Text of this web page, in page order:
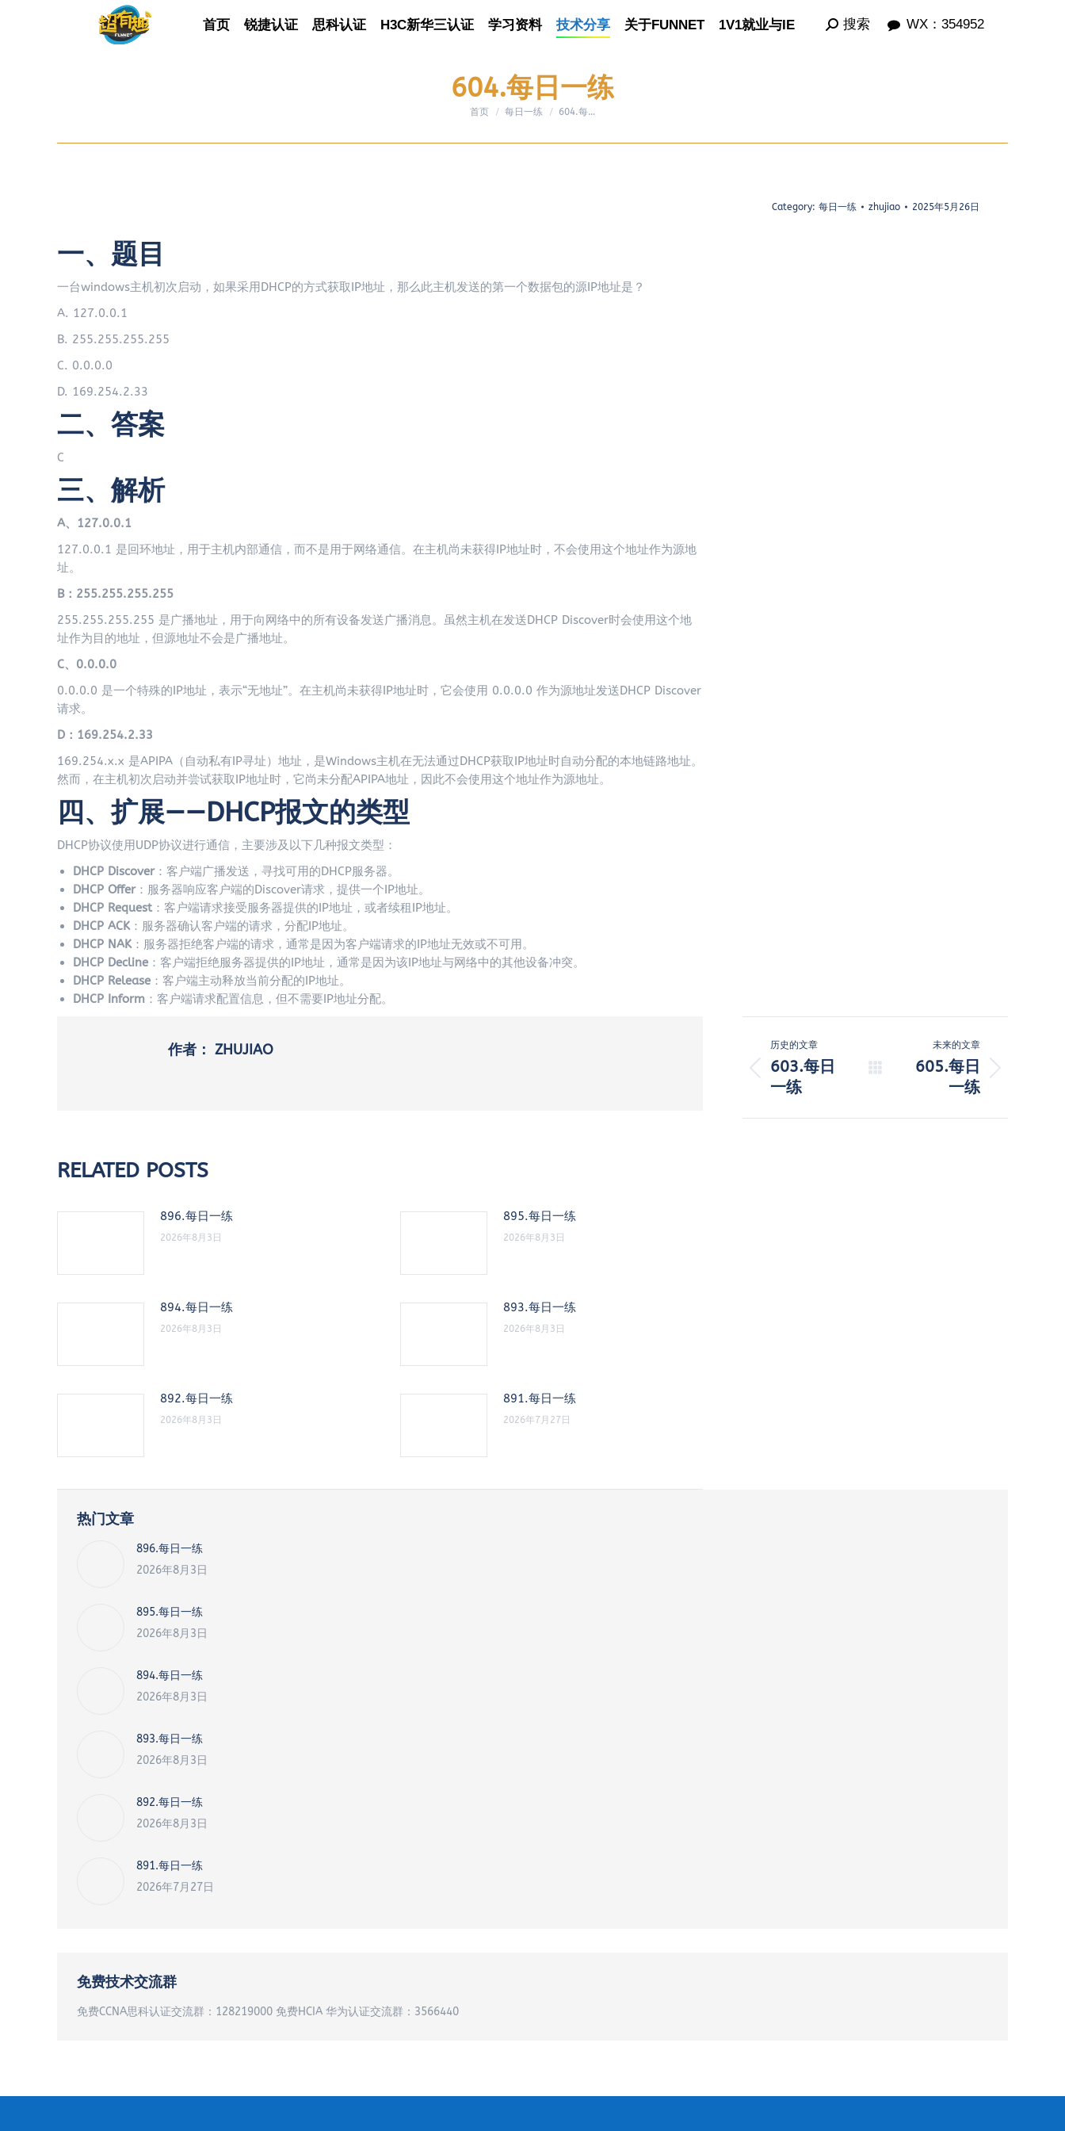
首页 锐捷认证 思科认证 H3C新华三认证 学习资料 技术分享 关于FUNNET 1V1就业与IE Search:
搜索 WX：354952
604.每日一练
您在这里：
首页 每日一练 604.每…
一、题目
一台windows主机初次启动，如果采用DHCP的方式获取IP地址，那么此主机发送的第一个数据包的源IP地址是？
A. 127.0.0.1
B. 255.255.255.255
C. 0.0.0.0
D. 169.254.2.33
二、答案
C
三、解析
A、127.0.0.1
127.0.0.1 是回环地址，用于主机内部通信，而不是用于网络通信。在主机尚未获得IP地址时，不会使用这个地址作为源地
址。
B：255.255.255.255
255.255.255.255 是广播地址，用于向网络中的所有设备发送广播消息。虽然主机在发送DHCP Discover时会使用这个地
址作为目的地址，但源地址不会是广播地址。
C、0.0.0.0
0.0.0.0 是一个特殊的IP地址，表示“无地址”。在主机尚未获得IP地址时，它会使用 0.0.0.0 作为源地址发送DHCP Discover
请求。
D：169.254.2.33
169.254.x.x 是APIPA（自动私有IP寻址）地址，是Windows主机在无法通过DHCP获取IP地址时自动分配的本地链路地址。
然而，在主机初次启动并尝试获取IP地址时，它尚未分配APIPA地址，因此不会使用这个地址作为源地址。
四、扩展——DHCP报文的类型
DHCP协议使用UDP协议进行通信，主要涉及以下几种报文类型：
DHCP Discover：客户端广播发送，寻找可用的DHCP服务器。
DHCP Offer：服务器响应客户端的Discover请求，提供一个IP地址。
DHCP Request：客户端请求接受服务器提供的IP地址，或者续租IP地址。
DHCP ACK：服务器确认客户端的请求，分配IP地址。
DHCP NAK：服务器拒绝客户端的请求，通常是因为客户端请求的IP地址无效或不可用。
DHCP Decline ：客户端拒绝服务器提供的IP地址，通常是因为该IP地址与网络中的其他设备冲突。
DHCP Release ：客户端主动释放当前分配的IP地址。
DHCP Inform ：客户端请求配置信息，但不需要IP地址分配。
Category: 每日一练 zhujiao 2025年5月26日
作者： ZHUJIAO
章
航
历史的文章
历
603.每日
一练
未来的文章
未605.每日
一练
RELATED POSTS
896.每日一练
2026年8月3日
895.每日一练
2026年8月3日
894.每日一练
2026年8月3日
893.每日一练
2026年8月3日
892.每日一练
2026年8月3日
891.每日一练
2026年7月27日
热门文章
896.每日一练
2026年8月3日
895.每日一练
2026年8月3日
894.每日一练
2026年8月3日
893.每日一练
2026年8月3日
892.每日一练
2026年8月3日
891.每日一练
2026年7月27日
免费技术交流群
免费CCNA思科认证交流群：128219000 免费HCIA 华为认证交流群：3566440
首页 锐捷认证 思科认证 H3C新华三认证 学习资料 技术分享 关于FUNNET 1V1就业与IE Search:
搜索 WX：354952